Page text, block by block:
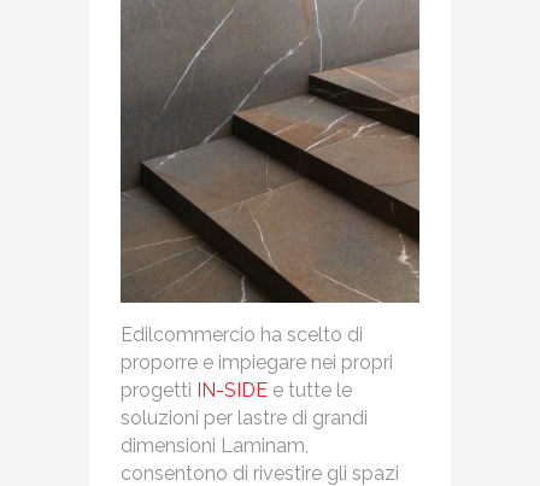
Edilcommercio ha scelto di
proporre e impiegare nei propri
progetti IN-SIDE e tutte le
soluzioni per lastre di grandi
dimensioni Laminam,
consentono di rivestire gli spazi